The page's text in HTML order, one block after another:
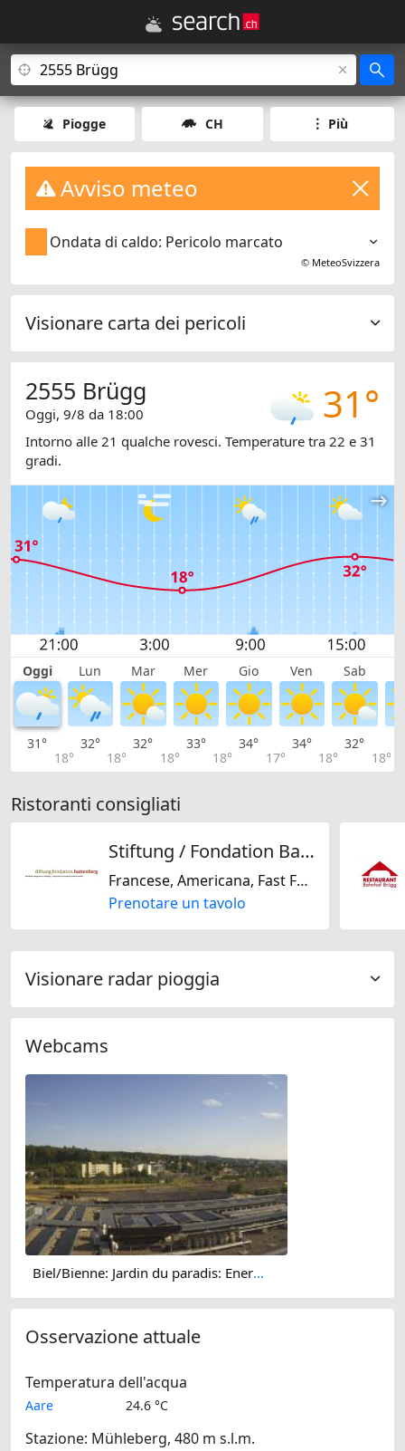
Piogge CH Più
Avviso meteo
Ondata di caldo: Pericolo marcato
© MeteoSvizzera
Visionare carta dei pericoli
31°
2555 Brügg
Oggi, 9/8 da 18:00
Intorno alle 21 qualche rovesci. Temperature tra 22 e 31
gradi.
Oggi Lun Mar Mer Gio Ven Sab
31°
18°
32°
18°
32°
18°
33°
18°
34°
17°
34°
18°
32°
18°
Ristoranti consigliati
Stiftung / Fondation Battenberg
Francese, Americana, Fast Food, Tedesco, Regionale, Svizzera, Internazionale, Europeo, Greca
Prenotare un tavolo
Visionare radar pioggia
Webcams
Biel/Bienne: Jardin du paradis: Energie Service Biel
Osservazione attuale
Temperatura dell'acqua
Aare 24.6 °C
Stazione: Mühleberg, 480 m s.l.m.